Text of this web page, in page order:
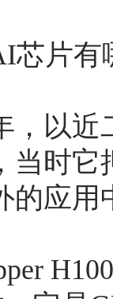
芯片有
，以
当时
的应用